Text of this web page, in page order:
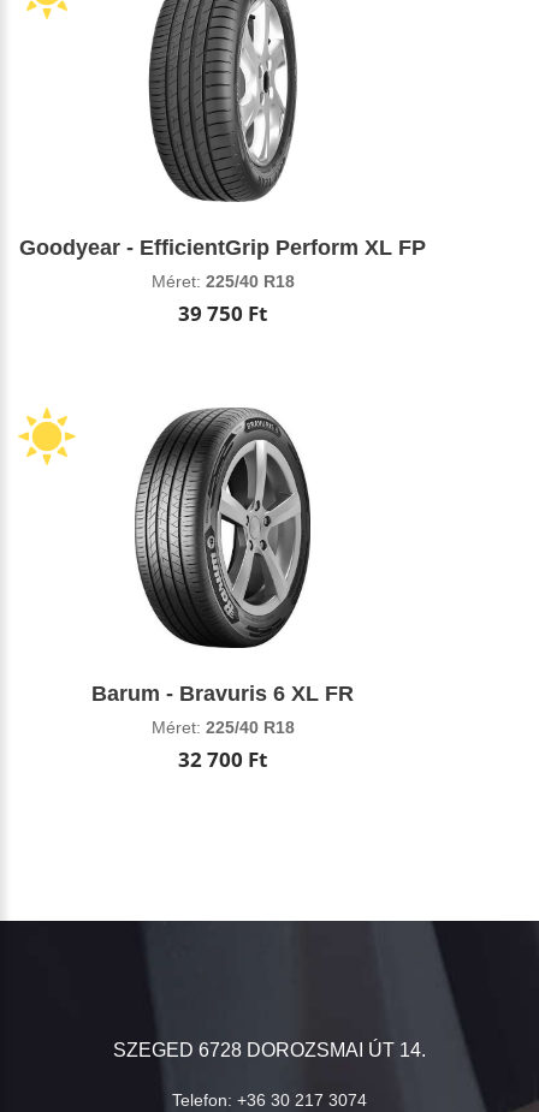
Goodyear - EfficientGrip Perform XL FP
Méret: 225/40 R18
39 750 Ft
Barum - Bravuris 6 XL FR
Méret: 225/40 R18
32 700 Ft
SZEGED 6728 DOROZSMAI ÚT 14.
Telefon: +36 30 217 3074